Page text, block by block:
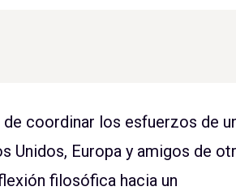
de coordinar los esfuerzos de
Unidos, Europa y amigos de
filosófica hacia un